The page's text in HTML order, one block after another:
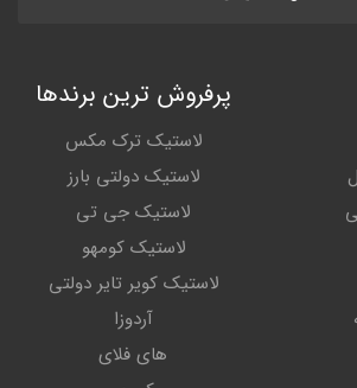
پرفروش ترین برندها
لاستیک ترک مکس
لاستیک دولتی بارز
لاستیک جی تی
لاستیک کومهو
لاستیک کویر تایر دولتی
آردوزا
های فلای